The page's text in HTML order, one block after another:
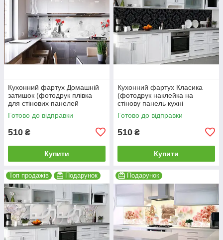
Кухонний фартух Домашній
затишок (фотодрук плівка
для стінових панелей
Франція Ейфелева вежа)
600*2000 мм
Готово до відправки
510 ₴
Купити
Кухонний фартух Класика
(фотодрук наклейка на
стінову панель кухні
королівський стиль) 600*2000
мм
Готово до відправки
510 ₴
Купити
Топ продажів Подарунок Подарунок